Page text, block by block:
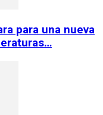
para una nueva